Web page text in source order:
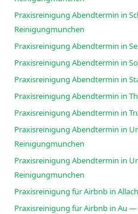
Praxisreinigung Abendtermin in
Reinigungmunchen
Praxisreinigung Abendtermin in
Praxisreinigung Abendtermin in
Praxisreinigung Abendtermin in
Praxisreinigung Abendtermin in
Praxisreinigung Abendtermin in
Praxisreinigung Abendtermin in
Reinigungmunchen
Praxisreinigung Abendtermin in
Reinigungmunchen
Praxisreinigung für Airbnb in
Praxisreinigung für Airbnb in Au